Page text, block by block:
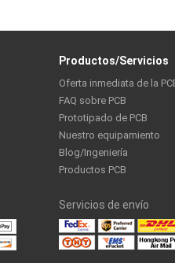
Productos/Servicios
Oferta inmediata de la
FAQ sobre PCB
Prototipado de PCB
Nuestro equipamiento
Blog/Ingeniería
Productos PCB
Servicios de envío